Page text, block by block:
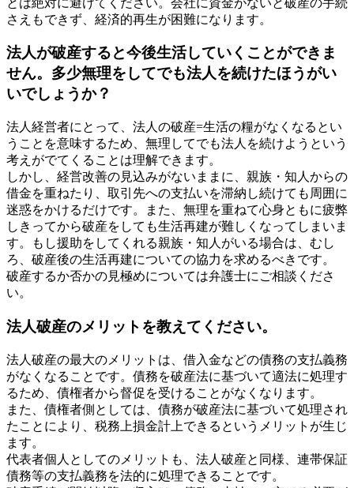
さえもできず、経済的再生が困難になります。
法人が破産すると今後生活していくことができま
せん。多少無理をしてでも法人を続けたほうがい
いでしょうか？
法人経営者にとって、法人の破産=生活の糧がなくなるとい
うことを意味するため、無理してでも法人を続けようという
考えがでてくることは理解できます。
しかし、経営改善の見込みがないままに、親族・知人からの
借金を重ねたり、取引先への支払いを滞納し続けても周囲に
迷惑をかけるだけです。また、無理を重ねて心身ともに疲弊
しきってから破産をしても生活再建が難しくなってしまいま
す。もし援助をしてくれる親族・知人がいる場合は、むし
ろ、破産後の生活再建についての協力を求めるべきです。
破産するか否かの見極めについては弁護士にご相談くださ
い。
法人破産のメリットを教えてください。
法人破産の最大のメリットは、借入金などの債務の支払義務
がなくなることです。債務を破産法に基づいて適法に処理す
るため、債権者から督促を受けることがなくなります。
また、債権者側としては、債務が破産法に基づいて処理され
たことにより、税務上損金計上できるというメリットが生じ
ます。
代表者個人としてのメリットも、法人破産と同様、連帯保証
債務等の支払義務を法的に処理できることです。